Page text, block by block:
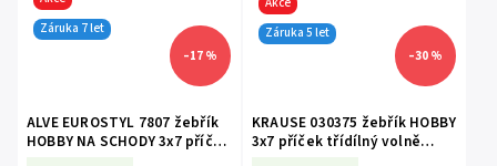
Záruka 7 let
–17 %
ALVE EUROSTYL 7807 žebřík
HOBBY NA SCHODY 3x7 příček
Záruka 5 let
–30 %
KRAUSE 030375 žebřík HOBBY
3x7 příček třídílný volně